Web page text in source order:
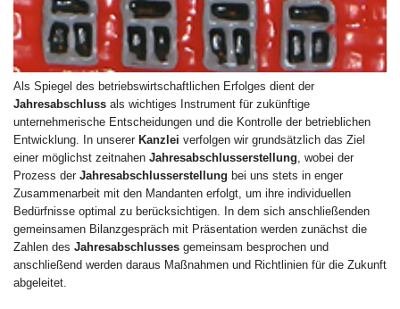
Als Spiegel des betriebswirtschaftlichen Erfolges dient der
Jahresabschluss als wichtiges Instrument für zukünftige
unternehmerische Entscheidungen und die Kontrolle der betrieblichen
Entwicklung. In unserer Kanzlei verfolgen wir grundsätzlich das Ziel
einer möglichst zeitnahen Jahresabschlusserstellung, wobei der
Prozess der Jahresabschlusserstellung bei uns stets in enger
Zusammenarbeit mit den Mandanten erfolgt, um ihre individuellen
Bedürfnisse optimal zu berücksichtigen. In dem sich anschließenden
gemeinsamen Bilanzgespräch mit Präsentation werden zunächst die
Zahlen des Jahresabschlusses gemeinsam besprochen und
anschließend werden daraus Maßnahmen und Richtlinien für die Zukunft
abgeleitet.